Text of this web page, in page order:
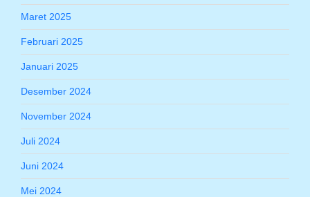
Maret 2025
Februari 2025
Januari 2025
Desember 2024
November 2024
Juli 2024
Juni 2024
Mei 2024